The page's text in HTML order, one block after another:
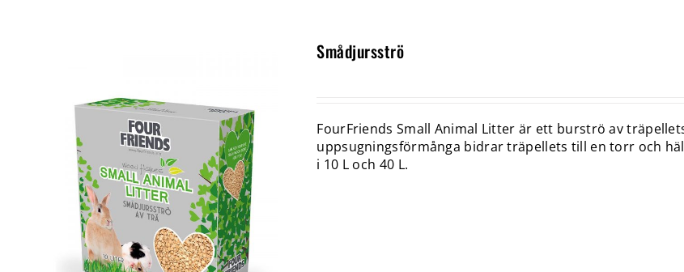
Smådjursströ
FourFriends Small Animal Litter är ett burströ av
uppsugningsförmånga bidrar träpellets till en torr och
i 10 L och 40 L.